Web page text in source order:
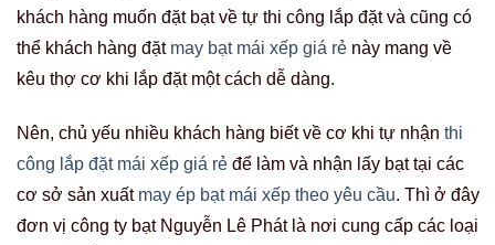
khách hàng muốn đặt bạt về tự thi công lắp đặt và cũng có
thể khách hàng đặt may bạt mái xếp giá rẻ này mang về
kêu thợ cơ khi lắp đặt một cách dễ dàng.
Nên, chủ yếu nhiều khách hàng biết về cơ khi tự nhận thi
công lắp đặt mái xếp giá rẻ để làm và nhận lấy bạt tại các
cơ sở sản xuất may ép bạt mái xếp theo yêu cầu. Thì ở đây
đơn vị công ty bạt Nguyễn Lê Phát là nơi cung cấp các loại